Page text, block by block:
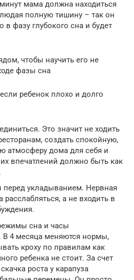
мама должна находиться
полную тишину – так он
в фазу глубокого сна и будет
чтобы научить его не
фазы сна
ребенок плохо и долго
Это значит не ходить
создать спокойную,
атмосферу дома для себя и
впечатлений должно быть как
перед укладыванием. Нервная
а не входить в
сна и часы
В 4 месяца меняются нормы,
кроху по правилам как
ребенка не стоит. За счет
роста у карапуза